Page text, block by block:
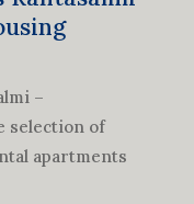
–
selection of
apartments